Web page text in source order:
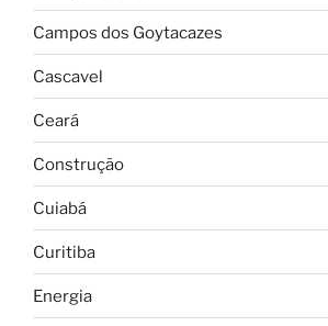
Campos dos Goytacazes
Cascavel
Ceará
Construção
Cuiabá
Curitiba
Energia